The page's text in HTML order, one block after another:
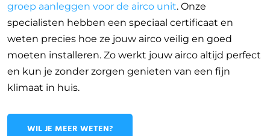
groep aanleggen voor de airco unit. Onze
specialisten hebben een speciaal certificaat en
weten precies hoe ze jouw airco veilig en goed
moeten installeren. Zo werkt jouw airco altijd perfect
en kun je zonder zorgen genieten van een fijn
klimaat in huis.
WIL JE MEER WETEN?